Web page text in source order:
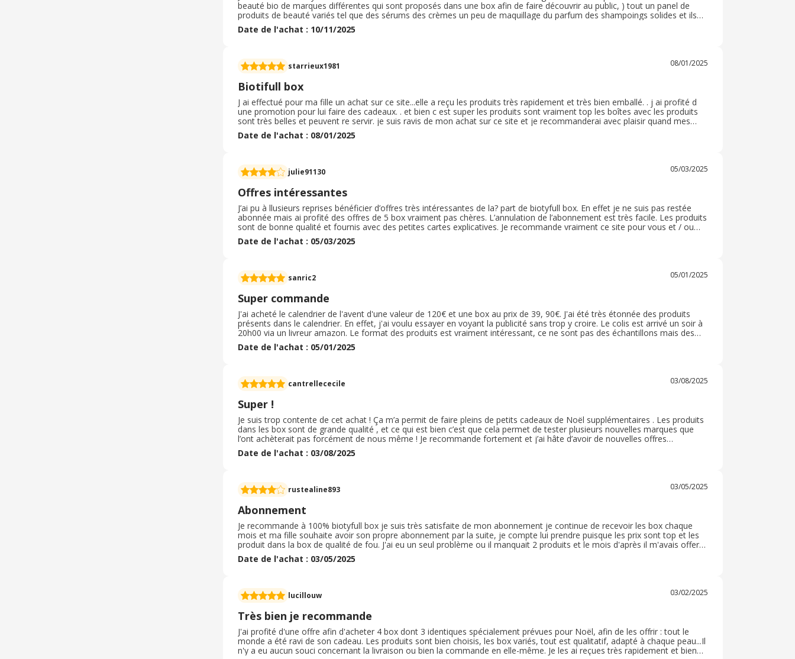
beauté bio de marques différentes qui sont proposés dans une box afin de faire découvrir au public, ) tout un panel de
produits de beauté variés tel que des sérums des crèmes un peu de maquillage du parfum des shampoings solides et ils
mettent même edes éléments surprise plaisir tel que des petits bijoux ou des petits pins amusants. Il s'agissait d'une
formule sans abonnement. On peut se désengager de suite ou poursuivre l'aventure en recevant une box par mois avec
Date de l'achat : 10/11/2025
starrieux1981 08/01/2025
Biotifull box
J ai effectué pour ma fille un achat sur ce site...elle a reçu les produits très rapidement et très bien emballé. . j ai profité d
une promotion pour lui faire des cadeaux. . et bien c est super les produits sont vraiment top les boîtes avec les produits
sont très belles et peuvent re servir. je suis ravis de mon achat sur ce site et je recommanderai avec plaisir quand mes
finances le permettrons C est un site très bien fait et surtout un site qui donne envie d acheter. . Les produits sont
topissime.
Date de l'achat : 08/01/2025
julie91130 05/03/2025
Offres intéressantes
J’ai pu à llusieurs reprises bénéficier d’offres très intéressantes de la? part de biotyfull box. En effet je ne suis pas restée
abonnée mais ai profité des offres de 5 box vraiment pas chères. L’annulation de l’abonnement est très facile. Les produits
sont de bonne qualité et fournis avec des petites cartes explicatives. Je recommande vraiment ce site pour vous et / ou
pour faire plaisir comme moi à votre entourage. Ce sont des produits que l’on ne trouve que chez eux apparemment et
sans code barre ce qui malheureusement empêche yuka.
Date de l'achat : 05/03/2025
sanric2 05/01/2025
Super commande
J'ai acheté le calendrier de l'avent d'une valeur de 120€ et une box au prix de 39, 90€. J'ai été très étonnée des produits
présents dans le calendrier. En effet, j'ai voulu essayer en voyant la publicité sans trop y croire. Le colis est arrivé un soir à
20h00 via un livreur amazon. Le format des produits est vraiment intéressant, ce ne sont pas des échantillons mais des
formats que l'on retrouve dans le commerce. Les produits sont variés ( soin du corps, gommage, crème, maquillage,
vernis, rouge à lèvres, blush, bijoux) . Dommage que le bijou ne soit pas utilisable car le système de fermeture glisse.
Date de l'achat : 05/01/2025
cantrellececile 03/08/2025
Super !
Je suis trop contente de cet achat ! Ça m’a permit de faire pleins de petits cadeaux de Noël supplémentaires . Les produits
dans les box sont de grande qualité , et ce qui est bien c’est que cela permet de tester plusieurs nouvelles marques que
l’ont achèterait pas forcément de nous même ! Je recommande fortement et j’ai hâte d’avoir de nouvelles offres
promotionnelles pour commander plusieurs box d’un seul coup et refaire la même chose pour Noël prochain par exemple !
Je suis vraiment ravie , en plus il y a des fiches explicatives à l’intérieur de chaque box!
Date de l'achat : 03/08/2025
rustealine893 03/05/2025
Abonnement
Je recommande à 100% biotyfull box je suis très satisfaite de mon abonnement je continue de recevoir les box chaque
mois et ma fille souhaite avoir son propre abonnement par la suite, je compte lui prendre puisque les prix sont top et les
produit dans la box de qualité de fou. J'ai eu un seul problème ou il manquait 2 produits et le mois d'après il m'avais offert
des produits en plus d'où le faite je continue avec biotyfull box. A l'avenir si il pouvais proposer plus de promos se serais le
top totalement
Date de l'achat : 03/05/2025
lucillouw 03/02/2025
Très bien je recommande
J'ai profité d'une offre afin d'acheter 4 box dont 3 identiques spécialement prévues pour Noël, afin de les offrir : tout le
monde a été ravi de son cadeau. Les produits sont bien choisis, les box variés, tout est qualitatif, adapté à chaque peau...Il
n'y a eu aucun souci concernant la livraison ou bien la commande en elle-même. Je les ai reçues très rapidement et bien